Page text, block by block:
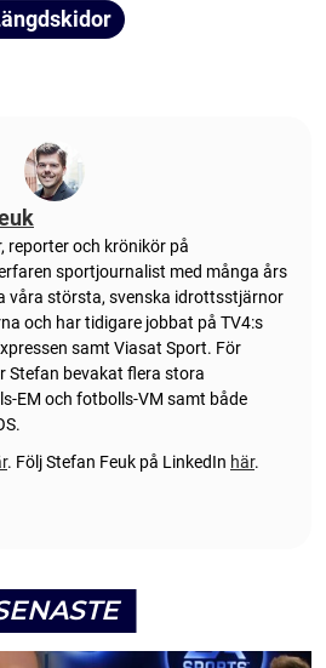
reporter och krönikör på
sportjournalist med många års
våra största, svenska idrottsstjärnor
och har tidigare jobbat på TV4:s
samt Viasat Sport. För
Stefan bevakat flera stora
EM och fotbolls-VM samt både
. Följ Stefan Feuk på LinkedIn här.